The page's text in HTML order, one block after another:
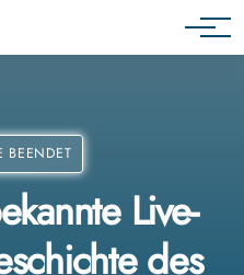
BEENDET
Live-
des